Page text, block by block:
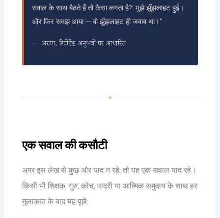
सवाल के साथ बैठते हैं तो कैसा लगता है?’ मुझे झुँझलाहट हुई।
और फिर समझ आया — वो झुँझलाहट ही जवाब था।”
— अरुण, रिपोर्टेड अनुभवों पर आधारित
✦
एक सवाल की कसौटी
अगर इस लेख से कुछ और याद न रहे, तो यह एक सवाल याद रहे।
किसी भी शिक्षक, गुरु, कोच, पादरी या आत्मिक समुदाय के साथ हर
मुलाकात के बाद यह पूछें: